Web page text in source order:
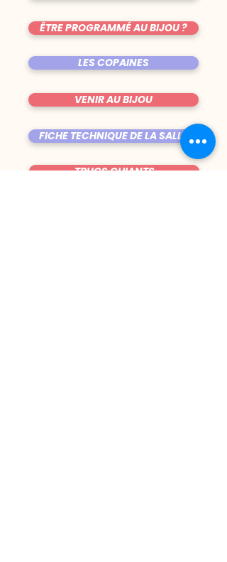
ÊTRE PROGRAMMÉ AU BIJOU ?
LES COPAINES
VENIR AU BIJOU
FICHE TECHNIQUE DE LA SALLE
TRUCS CHIANTS